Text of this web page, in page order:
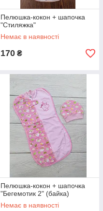
Пелюшка-кокон + шапочка
"Стиляжка"
Немає в наявності
170 ₴
Пелюшка-кокон + шапочка
"Бегемотик 2" (байка)
Немає в наявності